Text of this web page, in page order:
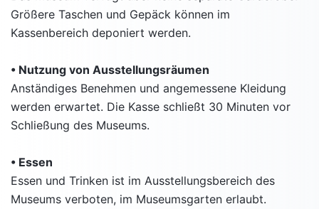
Größere Taschen und Gepäck können im
Kassenbereich deponiert werden.
• Nutzung von Ausstellungsräumen
Anständiges Benehmen und angemessene Kleidung
werden erwartet. Die Kasse schließt 30 Minuten vor
Schließung des Museums.
• Essen
Essen und Trinken ist im Ausstellungsbereich des
Museums verboten, im Museumsgarten erlaubt.